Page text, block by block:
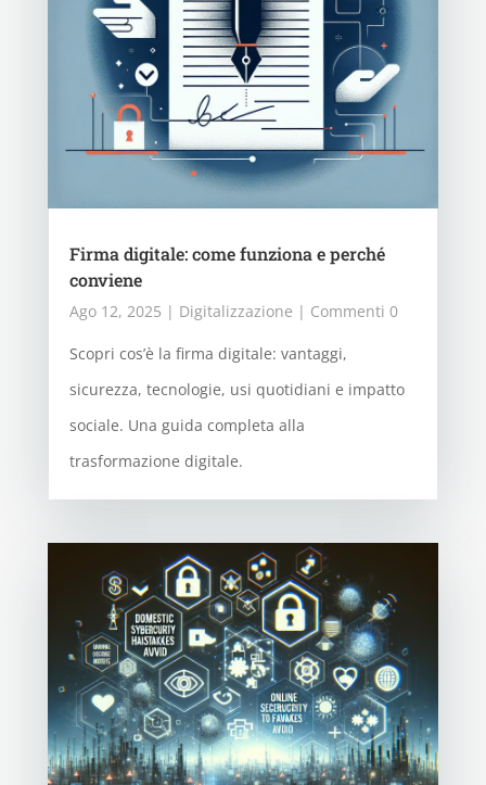
Firma digitale: come funziona e perché
conviene
Ago 12, 2025 | Digitalizzazione | Commenti 0
Scopri cos’è la firma digitale: vantaggi,
sicurezza, tecnologie, usi quotidiani e impatto
sociale. Una guida completa alla
trasformazione digitale.